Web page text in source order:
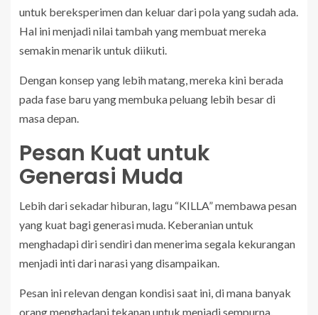
untuk bereksperimen dan keluar dari pola yang sudah ada.
Hal ini menjadi nilai tambah yang membuat mereka
semakin menarik untuk diikuti.
Dengan konsep yang lebih matang, mereka kini berada
pada fase baru yang membuka peluang lebih besar di
masa depan.
Pesan Kuat untuk
Generasi Muda
Lebih dari sekadar hiburan, lagu “KILLA” membawa pesan
yang kuat bagi generasi muda. Keberanian untuk
menghadapi diri sendiri dan menerima segala kekurangan
menjadi inti dari narasi yang disampaikan.
Pesan ini relevan dengan kondisi saat ini, di mana banyak
orang menghadapi tekanan untuk menjadi sempurna.